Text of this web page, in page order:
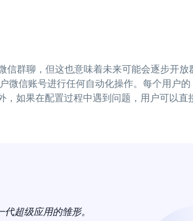
群聊，但这也意味着未来可能会逐步开放
微信账号进行任何自动化操作。每个用户的
如果在配置过程中遇到问题，用户可以直
超级应用的雏形。